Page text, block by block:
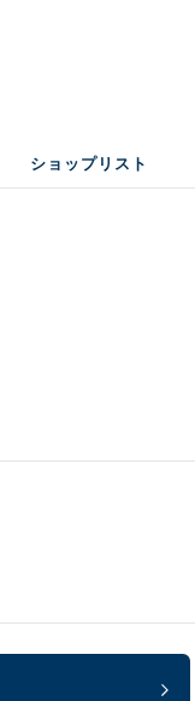
ショップリスト